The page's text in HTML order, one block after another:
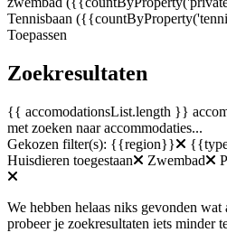
Tennisbaan
Toepassen
Zoekresultaten
{{ accomodationsList.length }}
met zoeken naar accommodaties...
Gekozen filter(s): {{region}}
Huisdieren toegestaan
Zwembad
We hebben helaas niks gevonden wat
probeer je zoekresultaten iets minder